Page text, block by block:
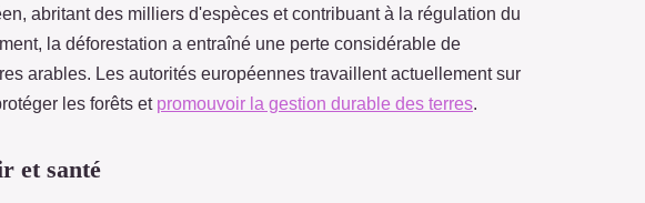
abritant des milliers d'espèces et contribuant à la régulation du
la déforestation a entraîné une perte considérable de
arables. Les autorités européennes travaillent actuellement sur
les forêts et promouvoir la gestion durable des terres.
et santé